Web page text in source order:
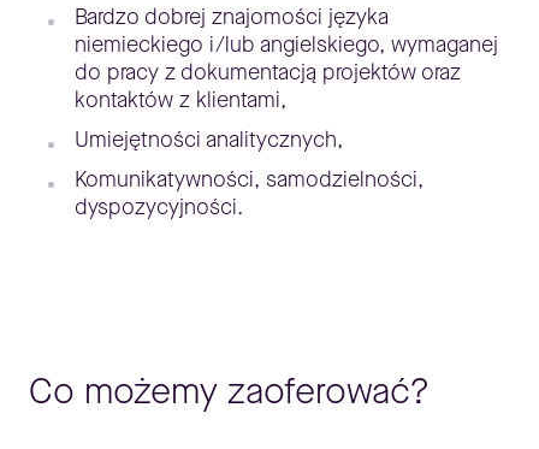
Bardzo dobrej znajomości języka
niemieckiego i/lub angielskiego, wymaganej
do pracy z dokumentacją projektów oraz
kontaktów z klientami,
Umiejętności analitycznych,
Komunikatywności, samodzielności,
dyspozycyjności.
Co możemy zaoferować?